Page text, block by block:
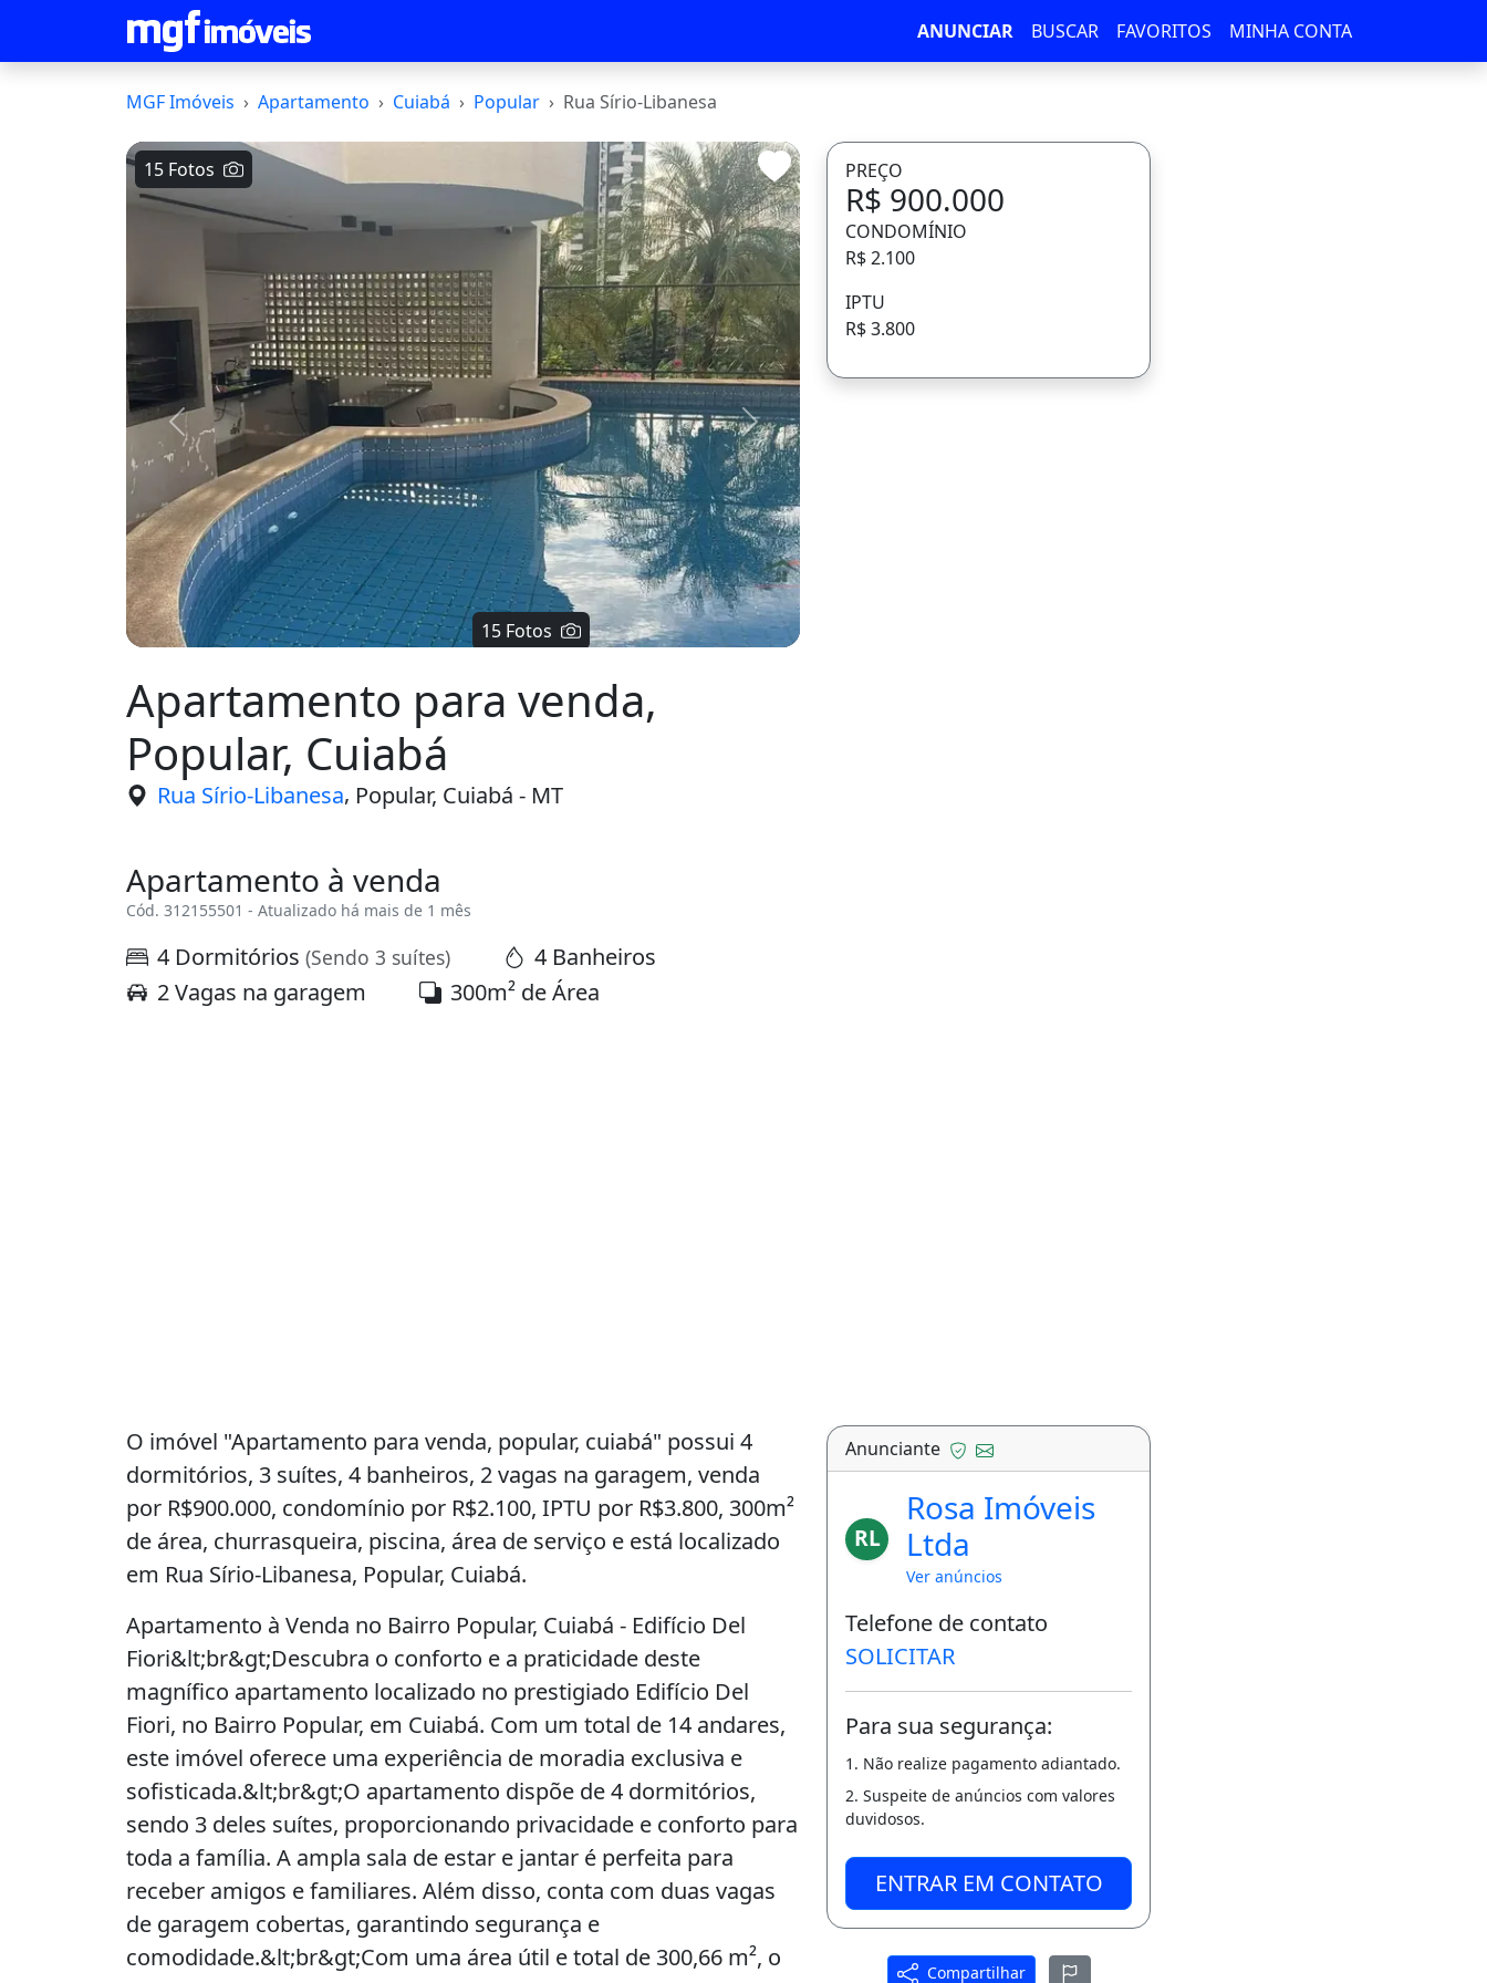
ANUNCIAR BUSCAR FAVORITOS MINHA CONTA
MGF Imóveis Apartamento Cuiabá Popular Rua Sírio-Libanesa
15 Fotos
Voltar Avançar
Apartamento para venda,
Popular, Cuiabá
Rua Sírio-Libanesa, Popular, Cuiabá - MT
Apartamento à venda
Cód. 312155501 - Atualizado há mais de 1 mês
4 Dormitórios (Sendo 3 suítes)
4 Banheiros
2 Vagas na garagem
300m² de Área
PREÇO
R$ 900.000
CONDOMÍNIO
R$ 2.100
IPTU
R$ 3.800
O imóvel "Apartamento para venda, popular, cuiabá" possui 4
dormitórios, 3 suítes, 4 banheiros, 2 vagas na garagem, venda
por R$900.000, condomínio por R$2.100, IPTU por R$3.800, 300m²
de área, churrasqueira, piscina, área de serviço e está localizado
em Rua Sírio-Libanesa, Popular, Cuiabá.
Apartamento à Venda no Bairro Popular, Cuiabá - Edifício Del
Fiori&lt;br&gt;Descubra o conforto e a praticidade deste
magnífico apartamento localizado no prestigiado Edifício Del
Fiori, no Bairro Popular, em Cuiabá. Com um total de 14 andares,
este imóvel oferece uma experiência de moradia exclusiva e
sofisticada.&lt;br&gt;O apartamento dispõe de 4 dormitórios,
sendo 3 deles suítes, proporcionando privacidade e conforto para
toda a família. A ampla sala de estar e jantar é perfeita para
receber amigos e familiares. Além disso, conta com duas vagas
de garagem cobertas, garantindo segurança e
comodidade.&lt;br&gt;Com uma área útil e total de 300,66 m², o
Anunciante
RL
Rosa Imóveis
Ltda
Ver anúncios
Telefone de contato
SOLICITAR
Para sua segurança:
1. Não realize pagamento adiantado.
2. Suspeite de anúncios com valores
duvidosos.
ENTRAR EM CONTATO
Compartilhar